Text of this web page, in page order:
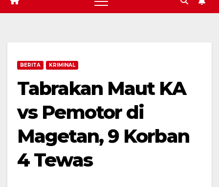
BERITA KRIMINAL
Tabrakan Maut KA
vs Pemotor di
Magetan, 9 Korban
4 Tewas